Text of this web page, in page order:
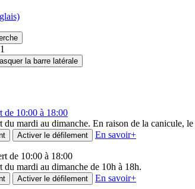
la barre latérale
de 10:00 à 18:00
du mardi au dimanche. En raison de la canicule,
Activer le défilement En savoir+
de 10:00 à 18:00
du mardi au dimanche de 10h à 18h.
Activer le défilement En savoir+